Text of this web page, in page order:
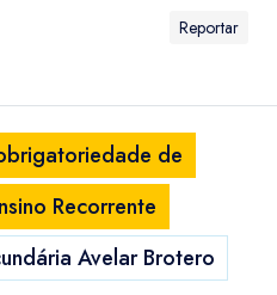
Reportar
de
Recorrente
Avelar Brotero